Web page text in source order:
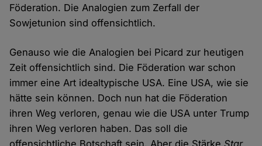
Föderation. Die Analogien zum Zerfall der
Sowjetunion sind offensichtlich.
Genauso wie die Analogien bei Picard zur heutigen
Zeit offensichtlich sind. Die Föderation war schon
immer eine Art idealtypische USA. Eine USA, wie sie
hätte sein können. Doch nun hat die Föderation
ihren Weg verloren, genau wie die USA unter Trump
ihren Weg verloren haben. Das soll die
offensichtliche Botschaft sein. Aber die StärkeStar